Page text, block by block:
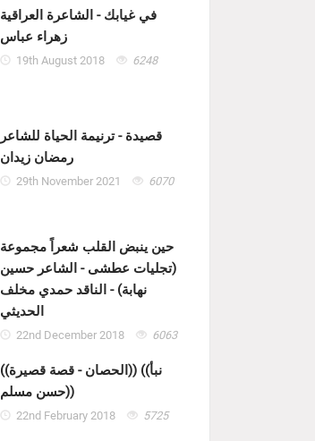
في غيابك - الشاعرة العراقية
زهراء عباس
19th August 2018 6248
قصيدة - ترنيمة الحياة للشاعر
رمضان زيدان
29th November 2021 6070
حين ينبض القلب شعراً مجموعة
(تجليات عطشى - الشاعر حسين
نهابة) - الناقد حمدي مخلف
الحديثي
22nd December 2018 6063
((الحصان - قصة قصيرة)) ((نبأ
حسن مسلم))
22nd February 2018 5725